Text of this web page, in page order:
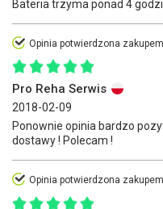
Bateria trzyma ponad 4
Opinia potwierdzona zakupem
Pro Reha Serwis
2018-02-09
Ponownie opinia bardzo
dostawy ! Polecam !
Opinia potwierdzona zakupem